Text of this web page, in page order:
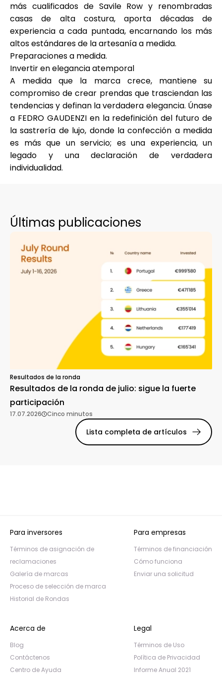
más cualificados de Savile Row y renombradas
casas de alta costura, aporta décadas de
experiencia a cada puntada, encarnando los más
altos estándares de la artesanía a medida.
Preparaciones a medida.
Invertir en elegancia atemporal
A medida que la marca crece, mantiene su
compromiso de crear prendas que trasciendan las
tendencias y definan la verdadera elegancia. Únase
a FEDRO GAUDENZI en la redefinición del futuro de
la sastrería de lujo, donde la confección a medida
es más que un servicio; es una experiencia, un
legado y una declaración de verdadera
individualidad.
Últimas publicaciones
Resultados de la ronda
Resultados de la ronda de julio: sigue la fuerte
participación
17.07.2026 Cinco minutos
Lista completa de artículos
Para inversores
Términos de asignación de
reclamaciones
Galería de marcas
Proceso de selección de marca
Historial de Rondas
Para empresas
Términos de financiación
Cómo funciona
Enviar una solicitud
Acerca de
Blog
Contáctenos
Centro de Ayuda
Legal
Términos de Uso
Política de Privacidad
Informe Anual 2021